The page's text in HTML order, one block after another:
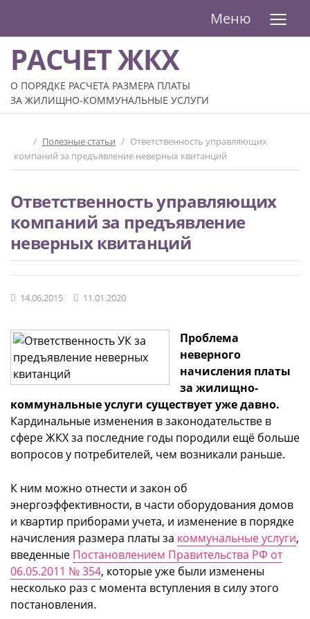
Меню ≡
РАСЧЕТ ЖКХ
О ПОРЯДКЕ РАСЧЕТА РАЗМЕРА ПЛАТЫ
ЗА ЖИЛИЩНО-КОММУНАЛЬНЫЕ УСЛУГИ
/ Полезные статьи / Ответственность управляющих
компаний за предъявление неверных квитанций
Ответственность управляющих
компаний за предъявление
неверных квитанций
14.06.2015 11.01.2020
Проблема
неверного
начисления платы
за жилищно-
коммунальные услуги существует уже давно.
Кардинальные изменения в законодательстве в
сфере ЖКХ за последние годы породили ещё больше
вопросов у потребителей, чем возникали раньше.
К ним можно отнести и закон об
энергоэффективности, в части оборудования домов
и квартир приборами учета, и изменение в порядке
начисления размера платы за коммунальные услуги,
введенные Постановлением Правительства РФ от
06.05.2011 № 354, которые уже были изменены
несколько раз с момента вступления в силу этого
постановления.